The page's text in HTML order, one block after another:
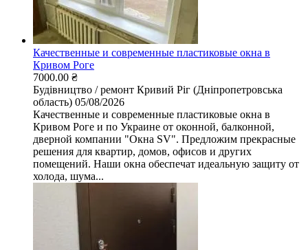
Качественные и современные пластиковые окна в
Кривом Роге
7000.00 ₴
Будівництво / ремонт Кривий Ріг (Дніпропетровська
область) 05/08/2026
Качественные и современные пластиковые окна в
Кривом Роге и по Украине от оконной, балконной,
дверной компании "Окна SV". Предложим прекрасные
решения для квартир, домов, офисов и других
помещений. Наши окна обеспечат идеальную защиту от
холода, шума...